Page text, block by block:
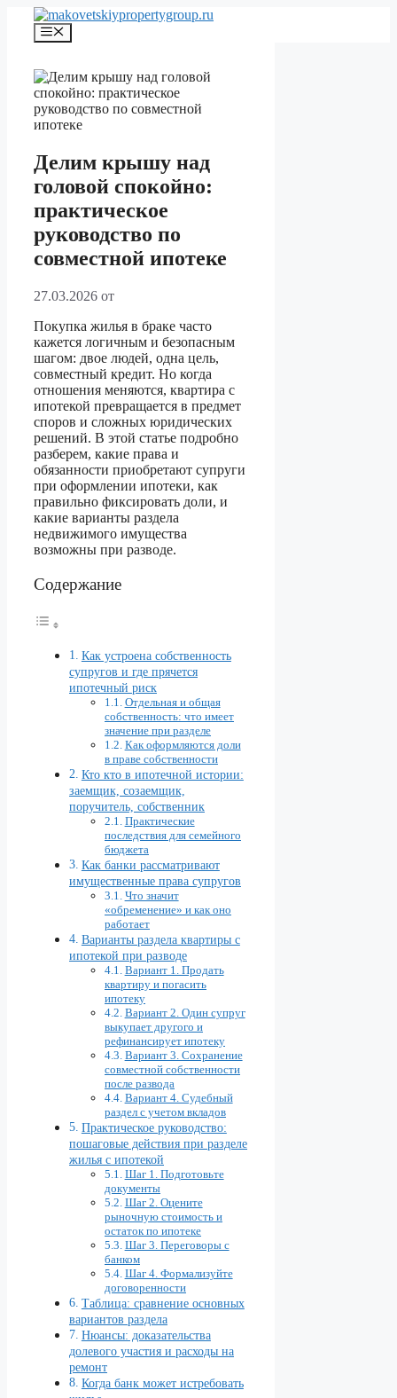
Перейти
содержимому
Меню
Делим крышу над
головой спокойно:
практическое
руководство по
совместной ипотеке
27.03.2026 от
Покупка жилья в браке часто
кажется логичным и безопасным
шагом: двое людей, одна цель,
совместный кредит. Но когда
отношения меняются, квартира с
ипотекой превращается в предмет
споров и сложных юридических
решений. В этой статье подробно
разберем, какие права и
обязанности приобретают супруги
при оформлении ипотеки, как
правильно фиксировать доли, и
какие варианты раздела
недвижимого имущества
возможны при разводе.
Содержание
Как устроена собственность
супругов и где прячется
ипотечный риск
Отдельная и общая
собственность: что имеет
значение при разделе
Как оформляются доли
в праве собственности
Кто кто в ипотечной истории:
заемщик, созаемщик,
поручитель, собственник
Практические
последствия для семейного
бюджета
Как банки рассматривают
имущественные права супругов
Что значит
«обременение» и как оно
работает
Варианты раздела квартиры с
ипотекой при разводе
Вариант 1. Продать
квартиру и погасить
ипотеку
Вариант 2. Один супруг
выкупает другого и
рефинансирует ипотеку
Вариант 3. Сохранение
совместной собственности
после развода
Вариант 4. Судебный
раздел с учетом вкладов
Практическое руководство:
пошаговые действия при разделе
жилья с ипотекой
Шаг 1. Подготовьте
документы
Шаг 2. Оцените
рыночную стоимость и
остаток по ипотеке
Шаг 3. Переговоры с
банком
Шаг 4. Формализуйте
договоренности
Таблица: сравнение основных
вариантов раздела
Нюансы: доказательства
долевого участия и расходы на
ремонт
Когда банк может истребовать